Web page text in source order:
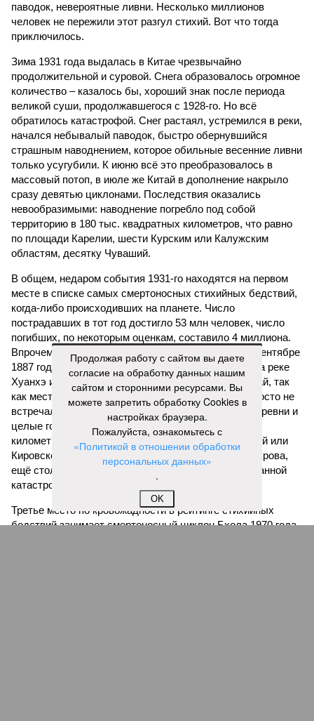
паводок, невероятные ливни. Несколько миллионов
человек не пережили этот разгул стихий. Вот что тогда
приключилось.
Зима 1931 года выдалась в Китае чрезвычайно
продолжительной и суровой. Снега образовалось огромное
количество – казалось бы, хороший знак после периода
великой суши, продолжавшегося с 1928-го. Но всё
обратилось катастрофой. Снег растаял, устремился в реки,
начался небывалый паводок, быстро обернувшийся
страшным наводнением, которое обильные весенние ливни
только усугубили. К июню всё это преобразовалось в
массовый потоп, в июле же Китай в дополнение накрыло
сразу девятью циклонами. Последствия оказались
невообразимыми: наводнение погребло под собой
территорию в 180 тыс. квадратных километров, что равно
по площади Карелии, шести Курским или Калужским
областям, десятку Чуваший.
В общем, недаром события 1931-го находятся на первом
месте в списке самых смертоносных стихийных бедствий,
когда-либо происходивших на планете. Число
пострадавших в тот год достигло 53 млн человек, число
погибших, по некоторым оценкам, составило 4 миллиона.
Впрочем, для Китая подобное не в новинку. Так, в сентябре
1887 года вода прорвала многочисленные дамбы на реке
Хуанхэ и быстро залила почти весь Северный Китай, так
как местность там довольно низменная, и потоп просто не
встречал препятствий на своём пути, уничтожая деревни и
целые города. Водой залило 130 тыс. квадратных
километров (а это больше территорий Оренбургской или
Кировской областей), 2 млн человек остались без крова,
ещё столько же погибли в результате спровоцированной
катастрофой пандемии.
Третье место по кровожадности в рейтинге стихийных
бедствий занимает смертоносный циклон Бхола 1970 года,
Продолжая работу с сайтом вы даете
согласие на обработку данных нашим
сайтом и сторонними ресурсами. Вы
можете запретить обработку Cookies в
настройках браузера.
Пожалуйста, ознакомьтесь с
«Политикой в отношении обработки
персональных данных»
.
OK